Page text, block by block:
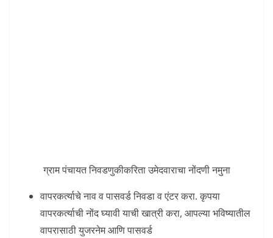
ग्राम पंचायत निवडणुकीकरिता उमेदवाराचा नोंदणी नमुना
वापरकर्त्याचे नाव व पासवर्ड निवडा व एंटर करा. कृपया
वापरकर्त्याची नोंद घ्यावी याची खात्री करा, आपल्या भविष्यातील
वापरासाठी युजरनेम आणि पासवर्ड